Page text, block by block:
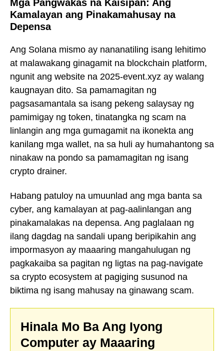
Mga Pangwakas na Kaisipan: Ang
Kamalayan ang Pinakamahusay na
Depensa
Ang Solana mismo ay nananatiling isang lehitimo
at malawakang ginagamit na blockchain platform,
ngunit ang website na 2025-event.xyz ay walang
kaugnayan dito. Sa pamamagitan ng
pagsasamantala sa isang pekeng salaysay ng
pamimigay ng token, tinatangka ng scam na
linlangin ang mga gumagamit na ikonekta ang
kanilang mga wallet, na sa huli ay humahantong sa
ninakaw na pondo sa pamamagitan ng isang
crypto drainer.
Habang patuloy na umuunlad ang mga banta sa
cyber, ang kamalayan at pag-aalinlangan ang
pinakamalakas na depensa. Ang paglalaan ng
ilang dagdag na sandali upang beripikahin ang
impormasyon ay maaaring mangahulugan ng
pagkakaiba sa pagitan ng ligtas na pag-navigate
sa crypto ecosystem at pagiging susunod na
biktima ng isang mahusay na ginawang scam.
Hinala Mo Ba Ang Iyong
Computer ay Maaaring